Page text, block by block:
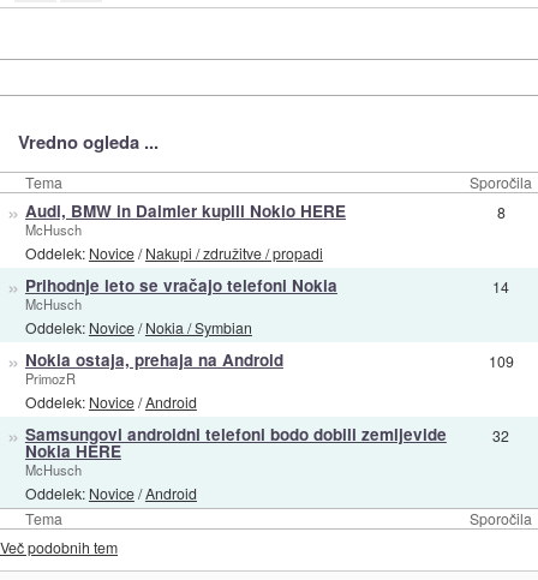
Vredno ogleda ...
Tema Sporočila
Tema Sporočila
» Audi, BMW in Daimler kupili Nokio HERE
McHusch
Oddelek: Novice/Nakupi / združitve / propadi
8
» Prihodnje leto se vračajo telefoni Nokia
McHusch
Oddelek: Novice/Nokia / Symbian
14
» Nokia ostaja, prehaja na Android
PrimozR
Oddelek: Novice/Android
109
» Samsungovi androidni telefoni bodo dobili zemljevide
Nokia HERE
McHusch
Oddelek: Novice/Android
32
Več podobnih tem